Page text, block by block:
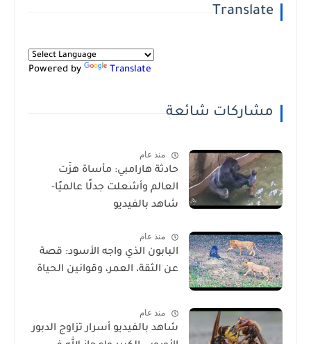
Translate
Powered by Translate
مشاركات شائعة
منذ عام
حادثة هارامبي: مأساة هزّت
العالم وأشعلت جدلًا عالميًا-
شاهد بالفيديو
منذ عام
البابون الذي واجه الأسود: قصة
عن الثقة، العمر، وقوانين الحياة
منذ عام
شاهد بالفيديو أسرار تزاوج الدبور